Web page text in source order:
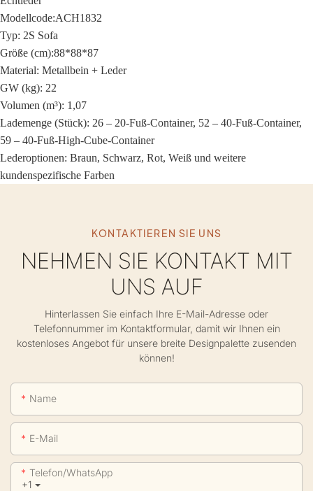
Modellcode:ACH1832
Typ: 2S Sofa
Größe (cm):88*88*87
Material: Metallbein + Leder
GW (kg): 22
Volumen (m³): 1,07
Lademenge (Stück): 26 – 20-Fuß-Container, 52 – 40-Fuß-Container,
59 – 40-Fuß-High-Cube-Container
Lederoptionen: Braun, Schwarz, Rot, Weiß und weitere
kundenspezifische Farben
KONTAKTIEREN SIE UNS
NEHMEN SIE KONTAKT MIT
UNS AUF
Hinterlassen Sie einfach Ihre E-Mail-Adresse oder
Telefonnummer im Kontaktformular, damit wir Ihnen ein
kostenloses Angebot für unsere breite Designpalette zusenden
können!
Name
E-Mail
+1
Telefon/WhatsApp